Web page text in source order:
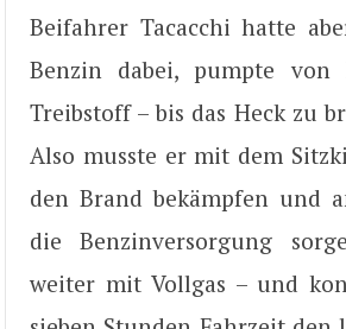
Beifahrer Tacacchi hatte
Benzin dabei, pumpte von
Treibstoff – bis das Heck zu
Also musste er mit dem
den Brand bekämpfen und
die Benzinversorgung
weiter mit Vollgas – und